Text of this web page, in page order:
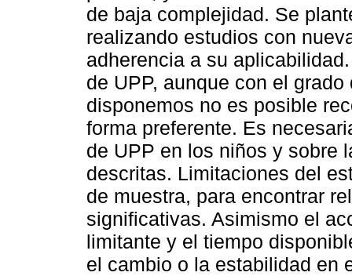
de baja complejidad. Se
realizando estudios con
adherencia a su
de UPP, aunque con el
disponemos no es posible
forma preferente. Es
de UPP en los niños y sobre
descritas. Limitaciones del
de muestra, para encontrar
significativas. Asimismo el
limitante y el tiempo
el cambio o la estabilidad en